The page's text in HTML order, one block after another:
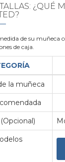
¿QUÉ
de su muñeca
de caja.
la muñeca